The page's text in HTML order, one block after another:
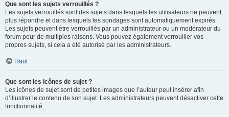
Que sont les sujets verrouillés ?
Les sujets verrouillés sont des sujets dans lesquels les utilisateurs ne peuvent
plus répondre et dans lesquels les sondages sont automatiquement expirés.
Les sujets peuvent être verrouillés par un administrateur ou un modérateur du
forum pour de multiples raisons. Vous pouvez également verrouiller vos
propres sujets, si cela a été autorisé par les administrateurs.
Haut
Que sont les icônes de sujet ?
Les icônes de sujet sont de petites images que l’auteur peut insérer afin
d’illustrer le contenu de son sujet. Les administrateurs peuvent désactiver cette
fonctionnalité.